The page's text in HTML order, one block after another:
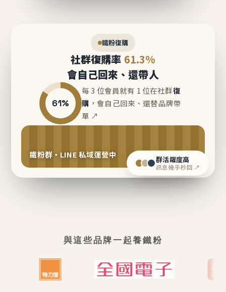
鐵粉復購
社群復購率 61.3%
會自己回來、還帶人
61%
每 3 位會員就有 1 位在社群復
購 ，會自己回來、還替品牌帶
單 ↗
鐵粉群・LINE 私域運營中 群活躍度高
訊息幾乎秒回 ↗
與這些品牌一起養鐵粉